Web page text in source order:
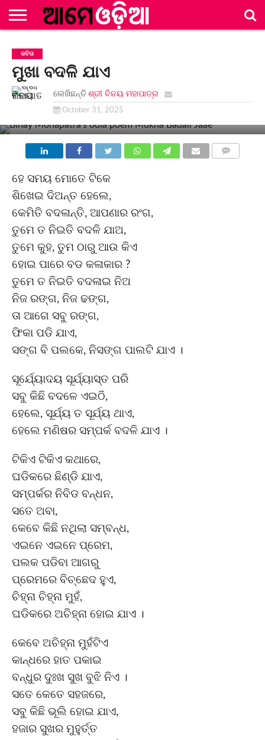
ପୃଷ୍ଠା
ବିଭାଗ
ସଂକଳନ
ଲେଖିକା/
ଲେଖକ
ମଣ୍ଡଳୀ
ନିୟମାବଳୀ
ସମ୍ପାଦକୀୟ
ମଣ୍ଡଳୀ
ବିଜ୍ଞାପନ
ଯୋଗାଯୋଗ
କବିତା
ମୁଖା ବଦଳି ଯାଏ
ଲେଖିଛନ୍ତି ଶ୍ରୀ ବିନୟ ମହାପାତ୍ର
October 31, 2025
ହେ ସମୟ ମୋତେ ଟିକେ
ଶିଖେଇ ଦିଅନ୍ତ ହେଲେ,
କେମିତି ବଦଳାନ୍ତି, ଆପଣାର ରଂଗ,
ତୁମେ ତ ନିଇତି ବଦଳି ଯାଅ,
ତୁମେ କୁହ, ତୁମ ଠାରୁ ଆଉ କିଏ
ହୋଇ ପାରେ ବଡ କଳାକାର ?
ତୁମେ ତ ନିଇତି ବଦଳାଇ ନିଅ
ନିଜ ରଙ୍ଗ, ନିଜ ଢଙ୍ଗ,
ତା ଆଗେ ସବୁ ରଙ୍ଗ,
ଫିକା ପଡି ଯାଏ,
ସଙ୍ଗ ବି ପଲକେ, ନିସଙ୍ଗ ପାଲଟି ଯାଏ ।
ସୂର୍ଯ୍ୟୋଦୟ ସୂର୍ଯ୍ୟାସ୍ତ ପରି
ସବୁ କିଛି ବଦଳେ ଏଇଠି,
ହେଲେ, ସୂର୍ଯ୍ୟ ତ ସୂର୍ଯ୍ୟ ଥାଏ,
ହେଲେ ମଣିଷର ସମ୍ପର୍କ ବଦଳି ଯାଏ ।
ଟିକିଏ ଟିକିଏ କଥାରେ,
ଘଡିକରେ ଛିଣ୍ଡି ଯାଏ,
ସମ୍ପର୍କର ନିବିଡ ବନ୍ଧନ,
ସତେ ଅବା,
କେବେ କିଛି ନଥିଲା ସମ୍ବନ୍ଧ,
ଏଇନେ ଏଇନେ ପ୍ରେମ,
ପଲକ ପଡିବା ଆଗରୁ
ପ୍ରେମରେ ବିଚ୍ଛେଦ ହୁଏ,
ଚିହ୍ନା ଚିହ୍ନା ମୁହଁ,
ଘଡିକରେ ଅଚିହ୍ନା ହୋଇ ଯାଏ ।
କେବେ ଅଚିହ୍ନା ମୁହଁଟିଏ
କାନ୍ଧରେ ହାତ ପକାଇ
ବନ୍ଧୁର ଦୁଃଖ ସୁଖ ବୁଝି ନିଏ ।
ସତେ କେତେ ସହଜରେ,
ସବୁ କିଛି ଭୂଲି ହୋଇ ଯାଏ,
ହଜାର ସୁଖର ମୁହୁର୍ତ୍ତ